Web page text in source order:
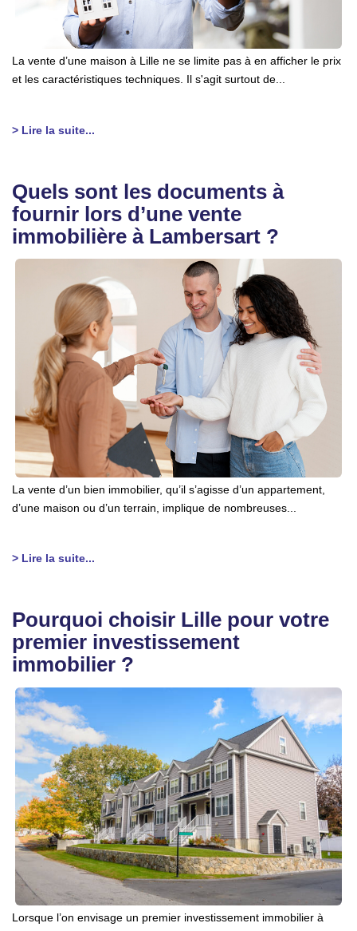
La vente d’une maison à Lille ne se limite pas à en afficher le prix
et les caractéristiques techniques. Il s'agit surtout de...
> Lire la suite...
Quels sont les documents à
fournir lors d’une vente
immobilière à Lambersart ?
La vente d’un bien immobilier, qu’il s’agisse d’un appartement,
d’une maison ou d’un terrain, implique de nombreuses...
> Lire la suite...
Pourquoi choisir Lille pour votre
premier investissement
immobilier ?
Lorsque l’on envisage un premier investissement immobilier à